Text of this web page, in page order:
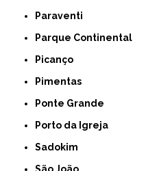
Paraventi
Parque Continental
Picanço
Pimentas
Ponte Grande
Porto da Igreja
Sadokim
São João